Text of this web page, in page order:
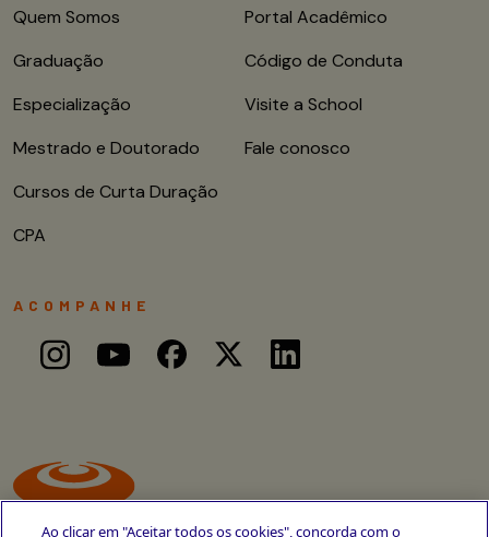
Quem Somos
Graduação
Especialização
Mestrado e Doutorado
Cursos de Curta Duração
CPA
Portal Acadêmico
Código de Conduta
Visite a School
Fale conosco
ACOMPANHE
Ao clicar em "Aceitar todos os cookies", concorda com o